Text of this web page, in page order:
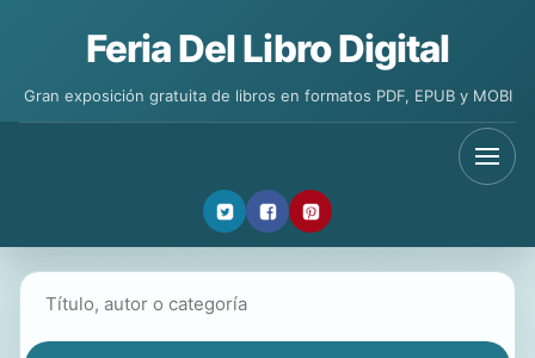
Feria Del Libro Digital
Gran exposición gratuita de libros en formatos PDF, EPUB y MOBI